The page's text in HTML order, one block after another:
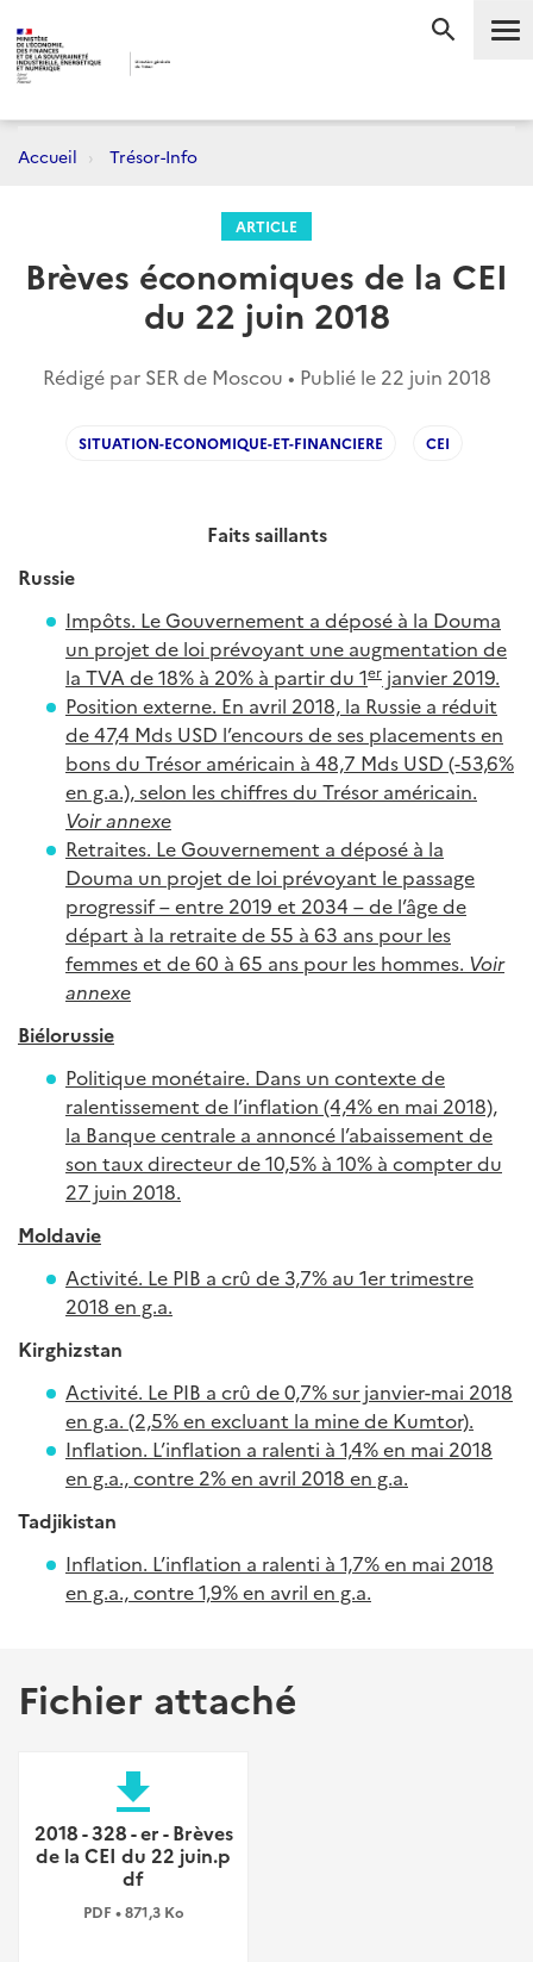
Accueil Trésor-Info
ARTICLE
Brèves économiques de la CEI
du 22 juin 2018
Rédigé par SER de Moscou • Publié le 22 juin 2018
SITUATION-ECONOMIQUE-ET-FINANCIERE CEI
Faits saillants
Russie
Impôts. Le Gouvernement a déposé à la Douma
un projet de loi prévoyant une augmentation de
la TVA de 18% à 20% à partir du 1er janvier 2019.
Position externe. En avril 2018, la Russie a réduit
de 47,4 Mds USD l’encours de ses placements en
bons du Trésor américain à 48,7 Mds USD (-53,6%
en g.a.), selon les chiffres du Trésor américain.
Voir annexe
Retraites. Le Gouvernement a déposé à la
Douma un projet de loi prévoyant le passage
progressif – entre 2019 et 2034 – de l’âge de
départ à la retraite de 55 à 63 ans pour les
femmes et de 60 à 65 ans pour les hommes. Voir
annexe
Biélorussie
Politique monétaire. Dans un contexte de
ralentissement de l’inflation (4,4% en mai 2018),
la Banque centrale a annoncé l’abaissement de
son taux directeur de 10,5% à 10% à compter du
27 juin 2018.
Moldavie
Activité. Le PIB a crû de 3,7% au 1er trimestre
2018 en g.a.
Kirghizstan
Activité. Le PIB a crû de 0,7% sur janvier-mai 2018
en g.a. (2,5% en excluant la mine de Kumtor).
Inflation. L’inflation a ralenti à 1,4% en mai 2018
en g.a., contre 2% en avril 2018 en g.a.
Tadjikistan
Inflation. L’inflation a ralenti à 1,7% en mai 2018
en g.a., contre 1,9% en avril en g.a.
Fichier attaché
file_download
2018 - 328 - er - Brèves
de la CEI du 22 juin.p
df
PDF • 871,3 Ko